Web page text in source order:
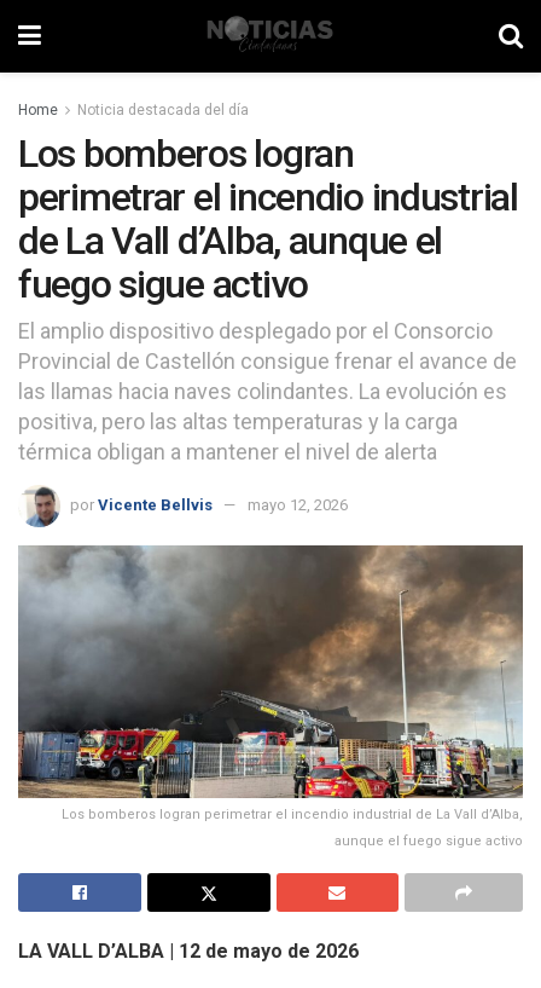
Home Noticia destacada del día
Los bomberos logran
perimetrar el incendio industrial
de La Vall d’Alba, aunque el
fuego sigue activo
El amplio dispositivo desplegado por el Consorcio
Provincial de Castellón consigue frenar el avance de
las llamas hacia naves colindantes. La evolución es
positiva, pero las altas temperaturas y la carga
térmica obligan a mantener el nivel de alerta
por Vicente Bellvis mayo 12, 2026
Los bomberos logran perimetrar el incendio industrial de La Vall d’Alba,
aunque el fuego sigue activo
LA VALL D’ALBA | 12 de mayo de 2026